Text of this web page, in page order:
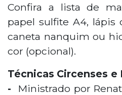
Confira a lista de
papel sulfite A4, lápis
caneta nanquim ou
cor (opcional).
Técnicas Circenses e
-
Ministrado por